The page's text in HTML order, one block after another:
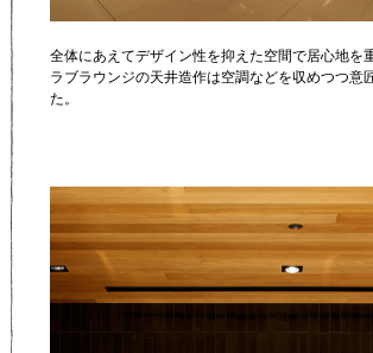
全体にあえてデザイン性を抑えた空間で居心地を
ラブラウンジの天井造作は空調などを収めつつ意
た。